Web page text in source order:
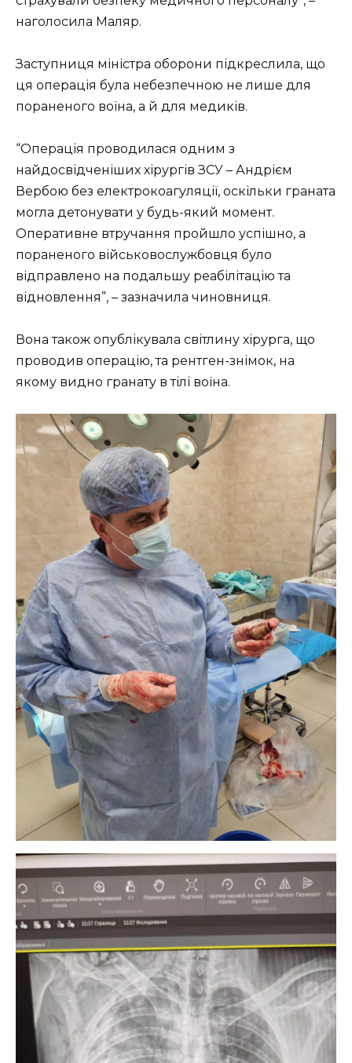
наголосила Маляр.
Заступниця міністра оборони підкреслила, що
ця операція була небезпечною не лише для
пораненого воїна, а й для медиків.
“Операція проводилася одним з
найдосвідченіших хірургів ЗСУ – Андрієм
Вербою без електрокоагуляції, оскільки граната
могла детонувати у будь-який момент.
Оперативне втручання пройшло успішно, а
пораненого військовослужбовця було
відправлено на подальшу реабілітацію та
відновлення”, – зазначила чиновниця.
Вона також опублікувала світлину хірурга, що
проводив операцію, та рентген-знімок, на
якому видно гранату в тілі воїна.